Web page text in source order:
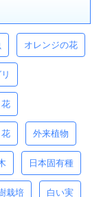
オレンジの花
外来植物
日本固有種
栽培 白い実